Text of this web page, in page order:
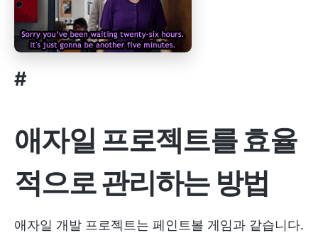
#
애자일 프로젝트를 효율
적으로 관리하는 방법
애자일 개발 프로젝트는 페인트볼 게임과 같습니다.